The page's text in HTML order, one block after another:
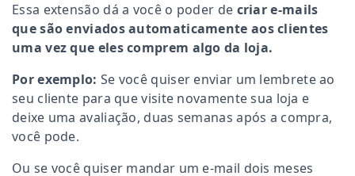
Essa extensão dá a você o poder de criar e-mails
que são enviados automaticamente aos clientes
uma vez que eles comprem algo da loja.
Por exemplo: Se você quiser enviar um lembrete ao
seu cliente para que visite novamente sua loja e
deixe uma avaliação, duas semanas após a compra,
você pode.
Ou se você quiser mandar um e-mail dois meses